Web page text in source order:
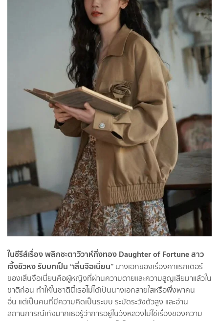
ในซีรีส์เรื่อง พลิกชะตาวิวาห์กิ่งทอง Daughter of Fortune สาว
เจิ้งชิวหง รับบทเป็น “เสิ่นจือเนี่ยน” นางเอกของเรื่องคาแรกเตอร์
ของเสิ่นจือเนี่ยนคือผู้หญิงที่ผ่านความตายและความสูญเสียมาแล้วใน
ชาติก่อน ทำให้ในชาตินี้เธอไม่ได้เป็นนางเอกสายใสหรือพึ่งพาคน
อื่น แต่เป็นคนที่มีความคิดเป็นระบบ ระมัดระวังตัวสูง และอ่าน
สถานการณ์เก่งมากเธอรู้ว่าการอยู่ในวังหลวงไม่ใช่เรื่องของความ